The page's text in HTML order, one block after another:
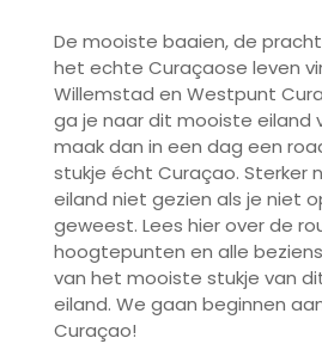
De mooiste baaien, de
het echte Curaçaose leven
Willemstad en Westpunt
ga je naar dit mooiste eiland
maak dan in een dag een
stukje écht Curaçao. Sterker
eiland niet gezien als je niet
geweest. Lees hier over de
hoogtepunten en alle
van het mooiste stukje van
eiland. We gaan beginnen
Curaçao!